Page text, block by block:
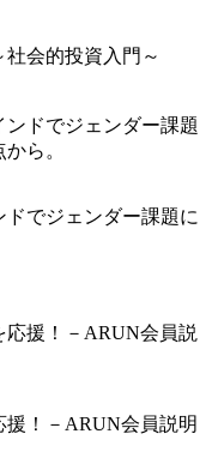
会的投資入門～
ドでジェンダー課題に
！－ARUN会員説明